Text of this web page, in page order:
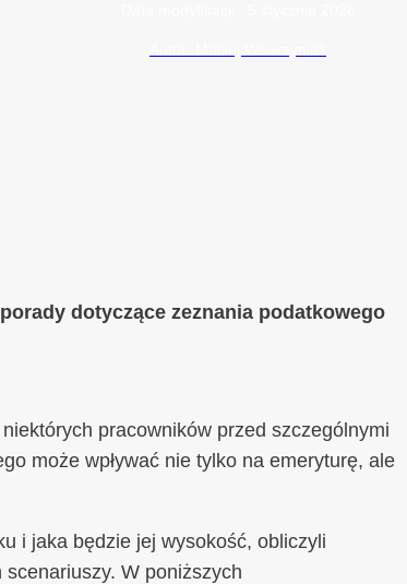
dotyczące zeznania podatkowego
pracowników przed szczególnymi
może wpływać nie tylko na emeryturę, ale
i jaka będzie jej wysokość, obliczyli
W poniższych